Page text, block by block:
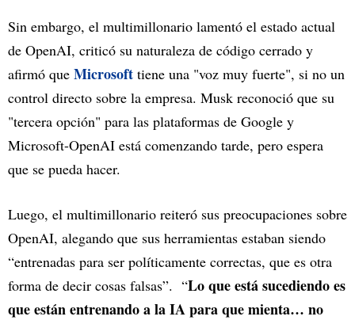
Sin embargo, el multimillonario lamentó el estado actual
de OpenAI, criticó su naturaleza de código cerrado y
afirmó que Microsoft tiene una "voz muy fuerte", si no un
control directo sobre la empresa. Musk reconoció que su
"tercera opción" para las plataformas de Google y
Microsoft-OpenAI está comenzando tarde, pero espera
que se pueda hacer.
Luego, el multimillonario reiteró sus preocupaciones sobre
OpenAI, alegando que sus herramientas estaban siendo
“entrenadas para ser políticamente correctas, que es otra
forma de decir cosas falsas”. “Lo que está sucediendo es
que están entrenando a la IA para que mienta… no